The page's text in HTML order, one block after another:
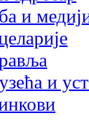
и
и